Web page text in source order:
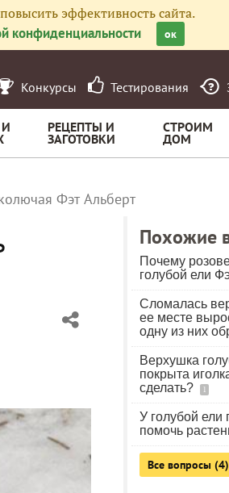
эффективность сайта.
конфиденциальности ок
Конкурсы Тестирования
РЕЦЕПТЫ И
ЗАГОТОВКИ
СТРОИМ
ДОМ
Фэт Альберт
Похожие
Почему
голубой ели
Сломалась
ее месте
одну из них
Верхушка
покрыта
сделать?
1
У голубой ели
помочь
Все вопросы (4)